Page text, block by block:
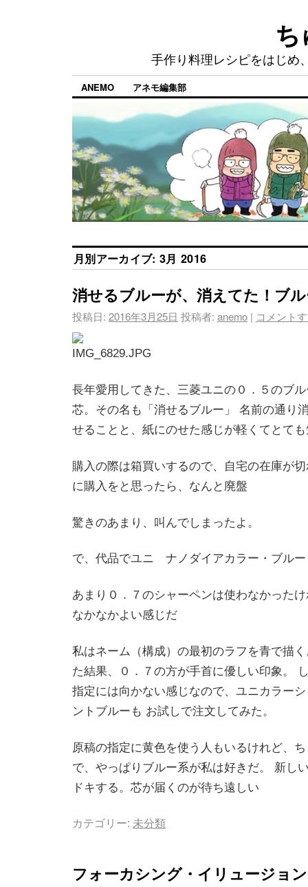
手作り料理レシピをはじめ
ANEMO アネモ編集部
月別アーカイブ: 3月 2016
消せるブルーが、消えてた！ブ
投稿日: 2016年3月25日 投稿者: anemo | コメント
長年愛用してきた、三菱ユニの０．５のブ
芯。その名も「消せるブルー」
名前の通り
せることと、紙にのせた感じが軽くてとて
購入の際は箱買いするので、自宅の在庫が
に購入をと思ったら、なんと廃盤
驚きのあまり、叫んでしまったよ。
で、代品でユニ ナノダイアカラー・ブル
あまり０．７のシャーペンは使わなかった
なかなかよい感じだ
私はネーム（構成）の最初のラフを青で描
た結果、０．７の方が手首に優しい印象。
指定には向かない感じなので、ユニカラー
ントブルーも お試しで注文してみた。
原稿の指定に黄色を使う人もいるけれど、
で、やっぱりブルー系が私は好きだ。 新し
ドキする。芯が届くのが待ち遠しい
カテゴリー: 未分類
フォーカシング・イリュージョン